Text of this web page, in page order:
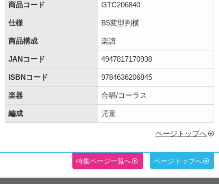
商品コード
GTC206840
仕様 B5変型判横
商品構成 楽譜
JANコード 4947817170938
ISBNコード 9784636206845
楽器 合唱/コーラス
編成 児童
ページトップへ
特集ページ一覧へ ページトップへ